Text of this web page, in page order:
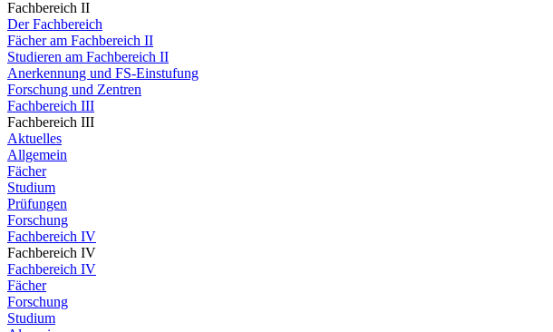
Fachbereich II
Der Fachbereich
Fächer am Fachbereich II
Studieren am Fachbereich II
Anerkennung und FS-Einstufung
Forschung und Zentren
Fachbereich III
Fachbereich III
Aktuelles
Allgemein
Fächer
Studium
Prüfungen
Forschung
Fachbereich IV
Fachbereich IV
Fachbereich IV
Fächer
Forschung
Studium